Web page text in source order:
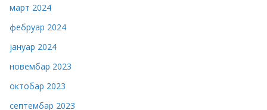
март 2024
фебруар 2024
јануар 2024
новембар 2023
октобар 2023
септембар 2023